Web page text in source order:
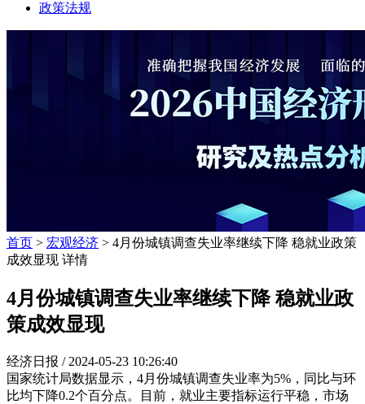
政策法规
首页 > 宏观经济 > 4月份城镇调查失业率继续下降 稳就业政策
成效显现 详情
4月份城镇调查失业率继续下降 稳就业政
策成效显现
经济日报 / 2024-05-23 10:26:40
国家统计局数据显示，4月份城镇调查失业率为5%，同比与环
比均下降0.2个百分点。目前，就业主要指标运行平稳，市场